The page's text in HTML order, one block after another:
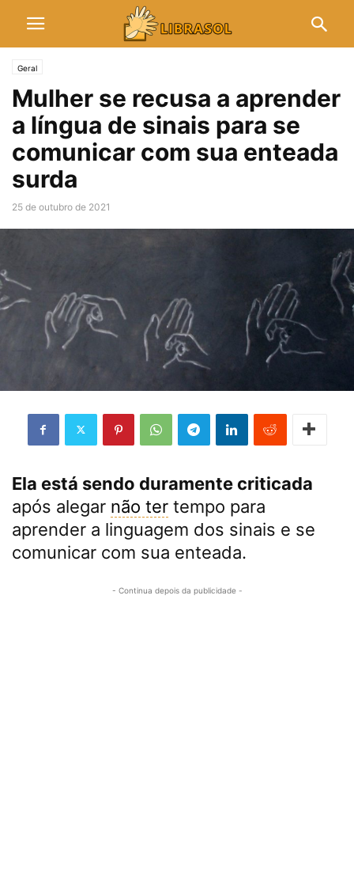
Geral
Mulher se recusa a aprender
a língua de sinais para se
comunicar com sua enteada
surda
25 de outubro de 2021
Ela está sendo duramente criticada
após alegar não ter tempo para
aprender a linguagem dos sinais e se
comunicar com sua enteada.
- Continua depois da publicidade -